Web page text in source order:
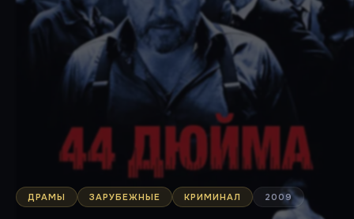
ДРАМЫ ЗАРУБЕЖНЫЕ КРИМИНАЛ 2009